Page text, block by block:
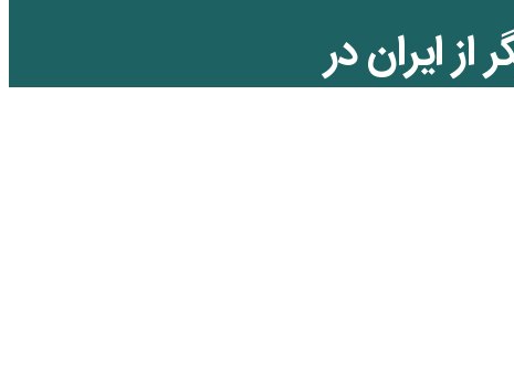
از ایران در